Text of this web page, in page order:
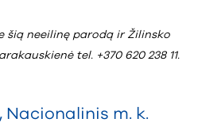
šią neeilinę parodą ir Žilinsko
tel. +370 620 238 11.
, Nacionalinis m. k.